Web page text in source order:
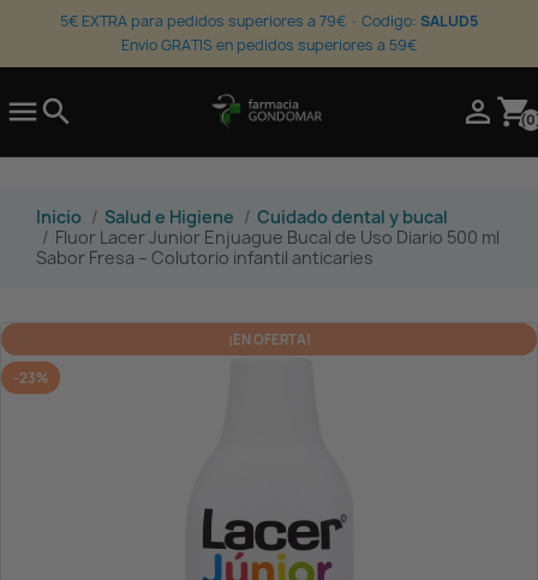
5€ EXTRA para pedidos superiores a 79€ · Codigo: SALUD5
Envio GRATIS en pedidos superiores a 59€
search  shopping_cart
Inicio Salud e Higiene
Cuidado dental y bucal
Fluor Lacer Junior Enjuague Bucal de Uso Diario 500 ml
Sabor Fresa – Colutorio infantil anticaries
¡EN OFERTA!
-23%